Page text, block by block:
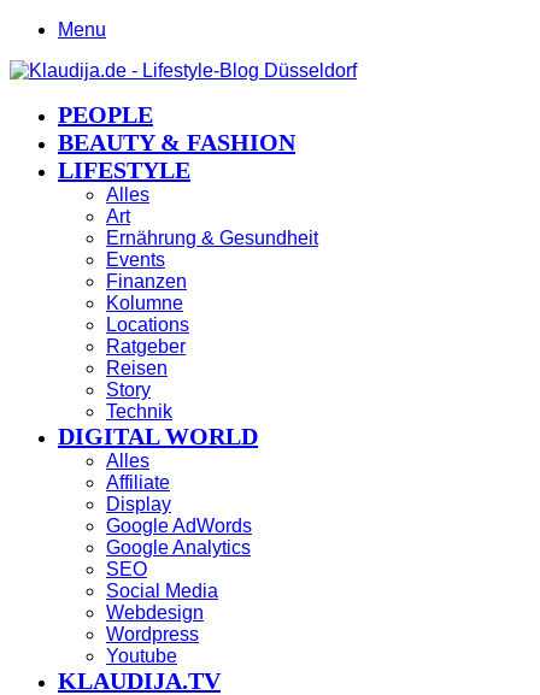
Menu
PEOPLE
BEAUTY & FASHION
LIFESTYLE
Alles
Art
Ernährung & Gesundheit
Events
Finanzen
Kolumne
Locations
Ratgeber
Reisen
Story
Technik
DIGITAL WORLD
Alles
Affiliate
Display
Google AdWords
Google Analytics
SEO
Social Media
Webdesign
Wordpress
Youtube
KLAUDIJA.TV